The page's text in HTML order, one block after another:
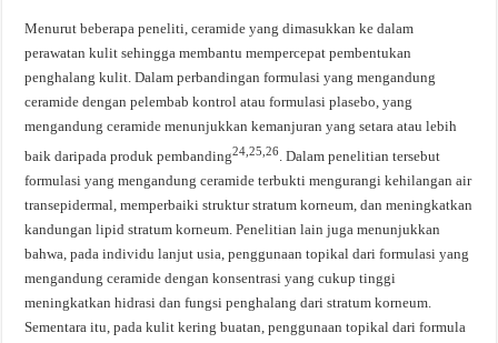
Menurut beberapa peneliti, ceramide yang dimasukkan ke dalam
perawatan kulit sehingga membantu mempercepat pembentukan
penghalang kulit. Dalam perbandingan formulasi yang mengandung
ceramide dengan pelembab kontrol atau formulasi plasebo, yang
mengandung ceramide menunjukkan kemanjuran yang setara atau lebih
baik daripada produk pembanding24,25,26 . Dalam penelitian tersebut
formulasi yang mengandung ceramide terbukti mengurangi kehilangan air
transepidermal, memperbaiki struktur stratum korneum, dan meningkatkan
kandungan lipid stratum korneum. Penelitian lain juga menunjukkan
bahwa, pada individu lanjut usia, penggunaan topikal dari formulasi yang
mengandung ceramide dengan konsentrasi yang cukup tinggi
meningkatkan hidrasi dan fungsi penghalang dari stratum korneum.
Sementara itu, pada kulit kering buatan, penggunaan topikal dari formula